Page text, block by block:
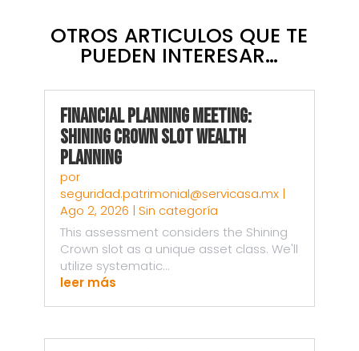
OTROS ARTICULOS QUE TE
PUEDEN INTERESAR…
Financial Planning Meeting:
Shining Crown Slot Wealth
Planning
por
seguridad.patrimonial@servicasa.mx|
Ago 2, 2026 | Sin categoría
This assessment considers the Shining
Crown slot as a unique asset class. We'll
utilize systematic...
leer más